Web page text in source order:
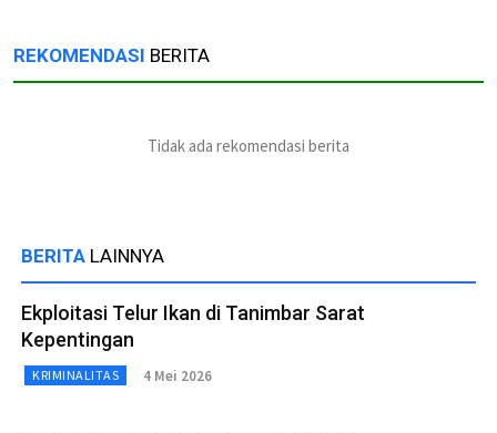
REKOMENDASI BERITA
Tidak ada rekomendasi berita
BERITA LAINNYA
Ekploitasi Telur Ikan di Tanimbar Sarat
Kepentingan
KRIMINALITAS 4 Mei 2026